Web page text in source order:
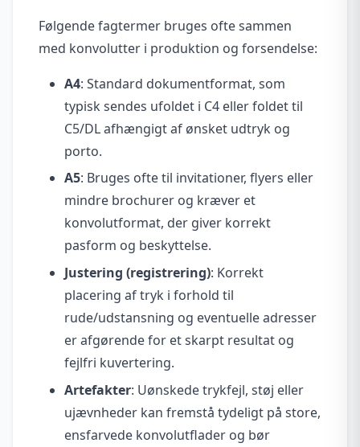
Følgende fagtermer bruges ofte sammen
med konvolutter i produktion og forsendelse:
A4: Standard dokumentformat, som
typisk sendes ufoldet i C4 eller foldet til
C5/DL afhængigt af ønsket udtryk og
porto.
A5: Bruges ofte til invitationer, flyers eller
mindre brochurer og kræver et
konvolutformat, der giver korrekt
pasform og beskyttelse.
Justering (registrering): Korrekt
placering af tryk i forhold til
rude/udstansning og eventuelle adresser
er afgørende for et skarpt resultat og
fejlfri kuvertering.
Artefakter: Uønskede trykfejl, støj eller
ujævnheder kan fremstå tydeligt på store,
ensfarvede konvolutflader og bør